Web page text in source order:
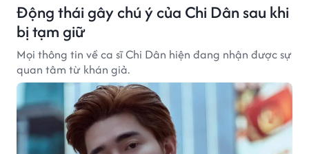
Động thái gây chú ý của Chi Dân sau khi
bị tạm giữ
Mọi thông tin về ca sĩ Chi Dân hiện đang nhận được sự
quan tâm từ khán giả.